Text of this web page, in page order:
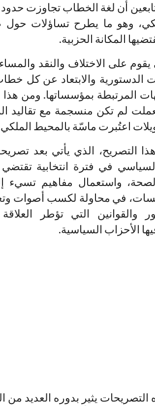
أن لغة الخطاب تجاوزت
وهو ما يطرح تساؤلات
المكانة الحزبية.
على الاختلاف والنقد
الدستورية والابتعاد عن كل
المرتبطة بمؤسساتها. ومن
لم تكن منسجمة مع تقاليد
اعتُبرت ماسّة بالمحيط
التصريح، الذي يأتي بعد
في فترة انتخابية
واستعمال مفاهيم
في محاولة لكسب أصوات
والقوانين التي تؤطر
الأحزاب السياسية.
التصريحات يثير بدوره العديد